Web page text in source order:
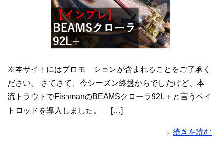
※本サイトにはプロモーションが含まれることをご了承く
ださい。 さてさて、今シーズン終盤からでしたけど、本
流トラウトでFishmanのBEAMSクローラ92L＋と言うベイ
トロッドを導入しました。 […]
続きを読む